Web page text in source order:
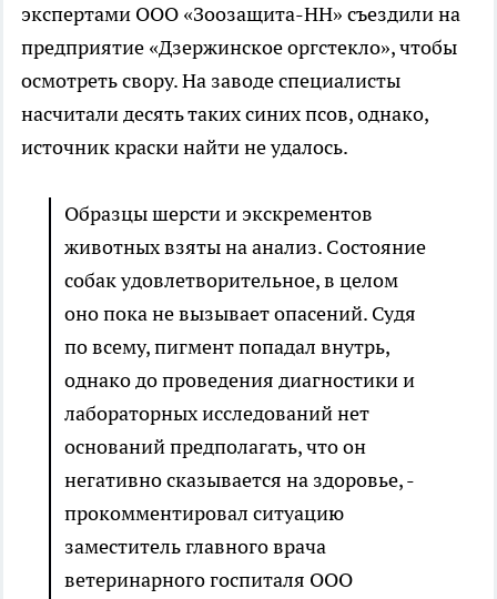
экспертами ООО «Зоозащита-НН» съездили на
предприятие «Дзержинское оргстекло», чтобы
осмотреть свору. На заводе специалисты
насчитали десять таких синих псов, однако,
источник краски найти не удалось.
Образцы шерсти и экскрементов
животных взяты на анализ. Состояние
собак удовлетворительное, в целом
оно пока не вызывает опасений. Судя
по всему, пигмент попадал внутрь,
однако до проведения диагностики и
лабораторных исследований нет
оснований предполагать, что он
негативно сказывается на здоровье, -
прокомментировал ситуацию
заместитель главного врача
ветеринарного госпиталя ООО